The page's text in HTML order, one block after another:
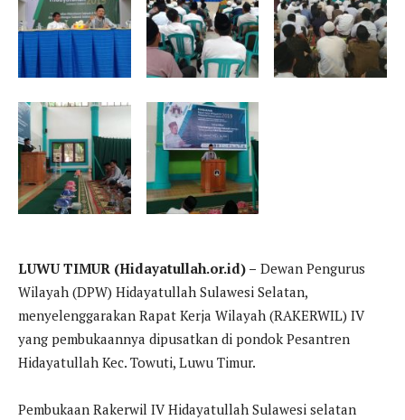
LUWU TIMUR (Hidayatullah.or.id) – Dewan Pengurus
Wilayah (DPW) Hidayatullah Sulawesi Selatan,
menyelenggarakan Rapat Kerja Wilayah (RAKERWIL) IV
yang pembukaannya dipusatkan di pondok Pesantren
Hidayatullah Kec. Towuti, Luwu Timur.
Pembukaan Rakerwil IV Hidayatullah Sulawesi selatan